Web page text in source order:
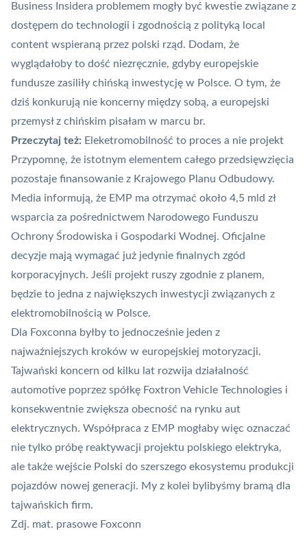
Business Insidera problemem mogły być kwestie związane z
dostępem do technologii i zgodnością z polityką local
content wspieraną przez polski rząd. Dodam, że
wyglądałoby to dość niezręcznie, gdyby europejskie
fundusze zasiliły chińską inwestycję w Polsce. O tym, że
dziś konkurują nie koncerny między sobą, a europejski
przemysł z chińskim pisałam w marcu br.
Przeczytaj też: Eleketromobilność to proces a nie projekt
Przypomnę, że istotnym elementem całego przedsięwzięcia
pozostaje finansowanie z Krajowego Planu Odbudowy.
Media informują, że EMP ma otrzymać około 4,5 mld zł
wsparcia za pośrednictwem Narodowego Funduszu
Ochrony Środowiska i Gospodarki Wodnej. Oficjalne
decyzje mają wymagać już jedynie finalnych zgód
korporacyjnych. Jeśli projekt ruszy zgodnie z planem,
będzie to jedna z największych inwestycji związanych z
elektromobilnością w Polsce.
Dla Foxconna byłby to jednocześnie jeden z
najważniejszych kroków w europejskiej motoryzacji.
Tajwański koncern od kilku lat rozwija działalność
automotive poprzez spółkę Foxtron Vehicle Technologies i
konsekwentnie zwiększa obecność na rynku aut
elektrycznych. Współpraca z EMP mogłaby więc oznaczać
nie tylko próbę reaktywacji projektu polskiego elektryka,
ale także wejście Polski do szerszego ekosystemu produkcji
pojazdów nowej generacji. My z kolei bylibyśmy bramą dla
tajwańskich firm.
Zdj. mat. prasowe Foxconn